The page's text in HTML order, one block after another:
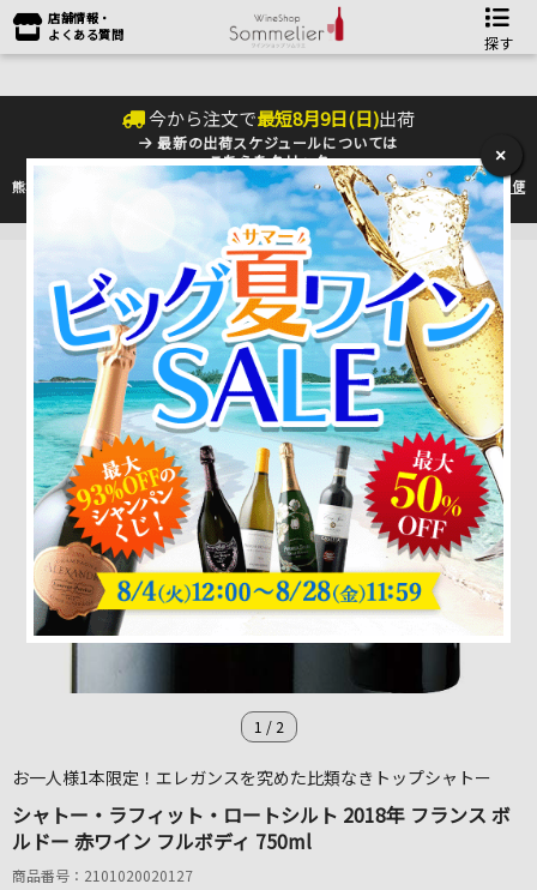
店舗情報・
よくある質問
探す
今から注文で最短8月9日(日)出荷
最新の出荷スケジュールについては
こちらをクリック
熊本地震の影響により九州への配送に遅れが生じております。最新情報は佐川急便
のHP
をご確認下さい。
1 / 2
お一人様1本限定！エレガンスを究めた比類なきトップシャトー
シャトー・ラフィット・ロートシルト 2018年 フランス ボ
ルドー 赤ワイン フルボディ 750ml
商品番号：2101020020127
×